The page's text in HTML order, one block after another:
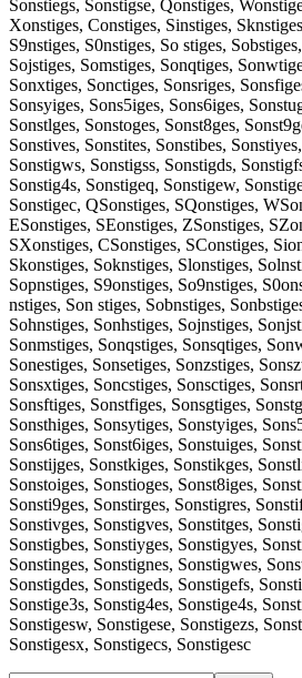
Sonstiegs, Sonstigse, Qonstiges,
Xonstiges, Constiges, Sinstiges,
S9nstiges, S0nstiges, So stiges,
Sojstiges, Somstiges, Sonqtiges,
Sonxtiges, Sonctiges, Sonsriges,
Sonsyiges, Sons5iges, Sons6iges,
Sonstlges, Sonstoges, Sonst8ges,
Sonstives, Sonstites, Sonstibes,
Sonstigws, Sonstigss, Sonstigds,
Sonstig4s, Sonstigeq, Sonstigew,
Sonstigec, QSonstiges, SQonstiges,
ESonstiges, SEonstiges, ZSonstiges,
SXonstiges, CSonstiges, SConstiges,
Skonstiges, Soknstiges, Slonstiges,
Sopnstiges, S9onstiges, So9nstiges,
nstiges, Son stiges, Sobnstiges,
Sohnstiges, Sonhstiges, Sojnstiges,
Sonmstiges, Sonqstiges, Sonsqtiges,
Sonestiges, Sonsetiges, Sonzstiges,
Sonsxtiges, Soncstiges, Sonsctiges,
Sonsftiges, Sonstfiges, Sonsgtiges,
Sonsthiges, Sonsytiges, Sonstyiges,
Sons6tiges, Sonst6iges, Sonstuiges,
Sonstijges, Sonstkiges, Sonstikges,
Sonstoiges, Sonstioges, Sonst8iges,
Sonsti9ges, Sonstirges, Sonstigres,
Sonstivges, Sonstigves, Sonstitges,
Sonstigbes, Sonstiyges, Sonstigyes,
Sonstinges, Sonstignes, Sonstigwes,
Sonstigdes, Sonstigeds, Sonstigefs,
Sonstige3s, Sonstig4es, Sonstige4s,
Sonstigesw, Sonstigese, Sonstigezs,
Sonstigesx, Sonstigecs, Sonstigesc